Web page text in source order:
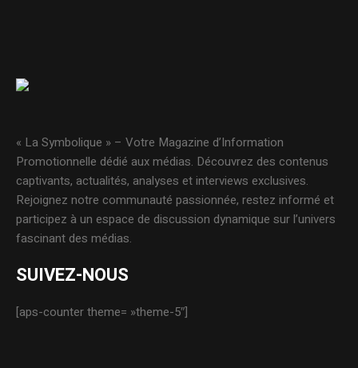
« La Symbolique » – Votre Magazine d’Information
Promotionnelle dédié aux médias. Découvrez des contenus
captivants, actualités, analyses et interviews exclusives.
Rejoignez notre communauté passionnée, restez informé et
participez à un espace de discussion dynamique sur l’univers
fascinant des médias.
SUIVEZ-NOUS
[aps-counter theme= »theme-5″]